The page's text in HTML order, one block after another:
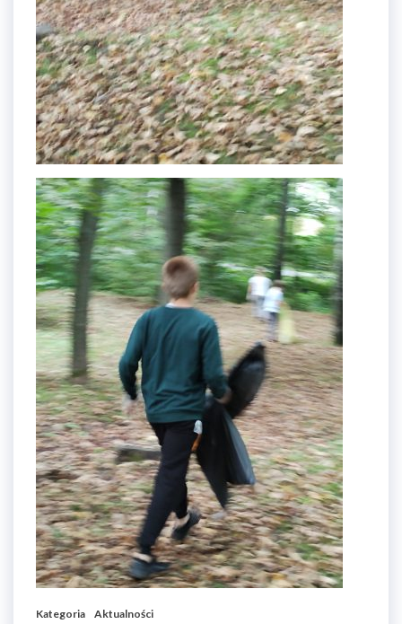
Kategoria Aktualności